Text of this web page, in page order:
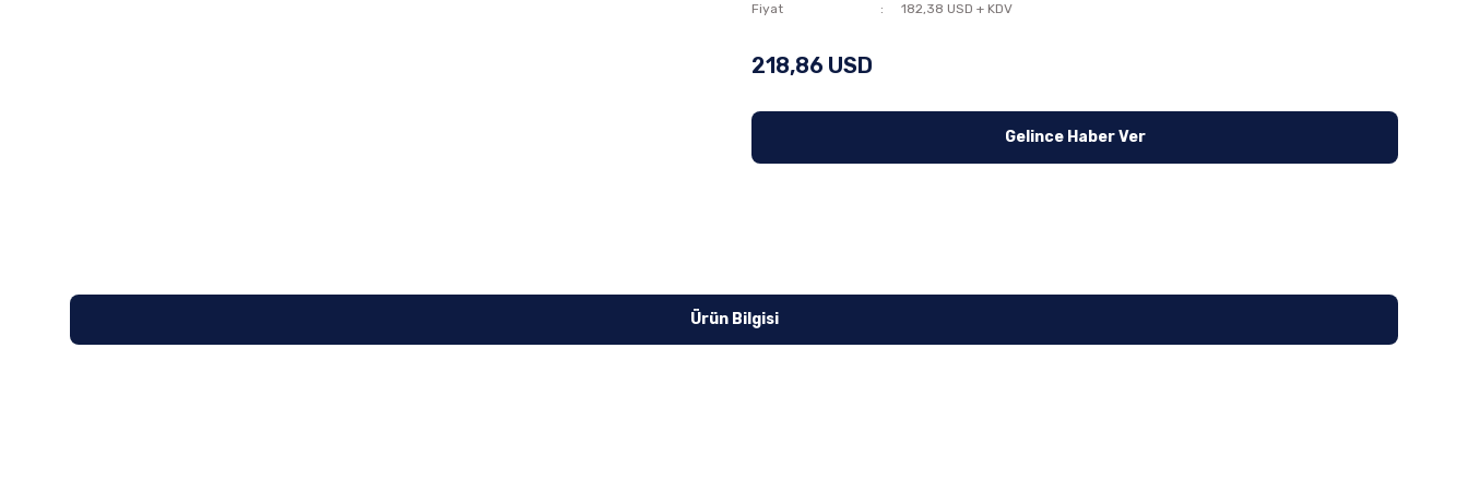
Fiyat
182,38 USD + KDV
218,86 USD
Gelince Haber Ver
Ürün Bilgisi